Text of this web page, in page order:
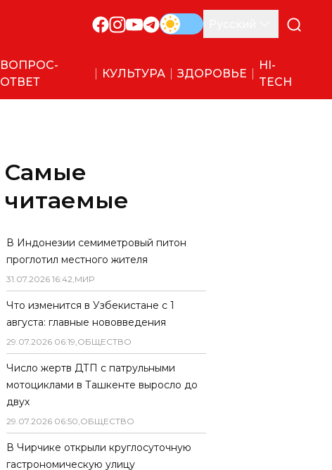
ВОПРОС-
ОТВЕТ
КУЛЬТУРА ЗДОРОВЬЕ
HI-
TECH
Самые
читаемые
В Индонезии семиметровый питон
проглотил местного жителя
31.07.2026 16:42,МИР
Что изменится в Узбекистане с 1
августа: главные нововведения
29.07.2026 06:19,ОБЩЕСТВО
Число жертв ДТП с патрульными
мотоциклами в Ташкенте выросло до
двух
29.07.2026 06:50,ОБЩЕСТВО
В Чирчике открыли круглосуточную
гастрономическую улицу